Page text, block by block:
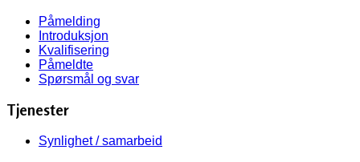
Påmelding
Introduksjon
Kvalifisering
Påmeldte
Spørsmål og svar
Tjenester
Synlighet / samarbeid